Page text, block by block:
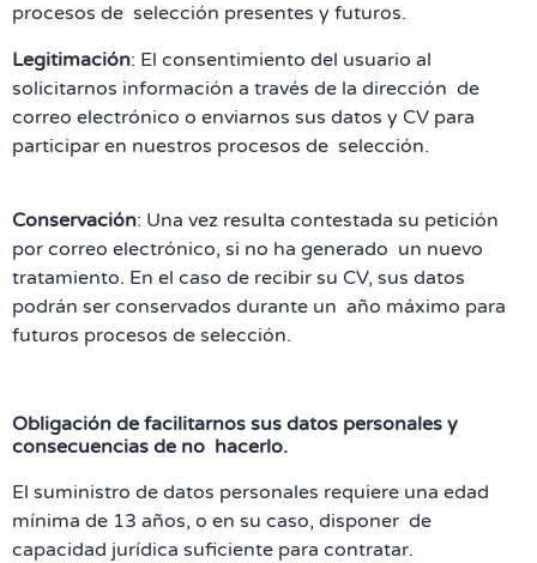
procesos de selección presentes y futuros.
Legitimación: El consentimiento del usuario al
solicitarnos información a través de la dirección de
correo electrónico o enviarnos sus datos y CV para
participar en nuestros procesos de selección.
Conservación: Una vez resulta contestada su petición
por correo electrónico, si no ha generado un nuevo
tratamiento. En el caso de recibir su CV, sus datos
podrán ser conservados durante un año máximo para
futuros procesos de selección.
Obligación de facilitarnos sus datos personales y
consecuencias de no hacerlo.
El suministro de datos personales requiere una edad
mínima de 13 años, o en su caso, disponer de
capacidad jurídica suficiente para contratar.